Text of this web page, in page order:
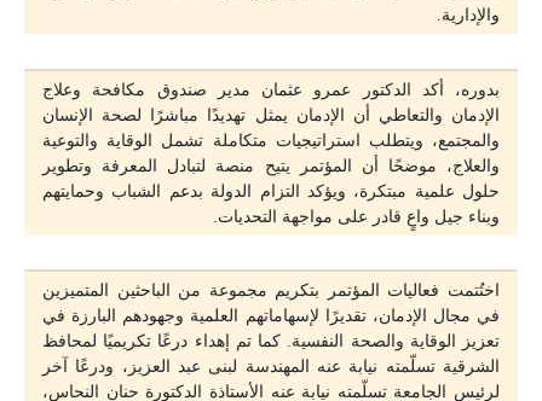
والإدارية.
بدوره، أكد الدكتور عمرو عثمان مدير صندوق مكافحة وعلاج
الإدمان والتعاطي أن الإدمان يمثل تهديدًا مباشرًا لصحة الإنسان
والمجتمع، ويتطلب استراتيجيات متكاملة تشمل الوقاية والتوعية
والعلاج، موضحًا أن المؤتمر يتيح منصة لتبادل المعرفة وتطوير
حلول علمية مبتكرة، ويؤكد التزام الدولة بدعم الشباب وحمايتهم
وبناء جيل واعٍ قادر على مواجهة التحديات.
اختُتمت فعاليات المؤتمر بتكريم مجموعة من الباحثين المتميزين
في مجال الإدمان، تقديرًا لإسهاماتهم العلمية وجهودهم البارزة في
تعزيز الوقاية والصحة النفسية. كما تم إهداء درعًا تكريميًا لمحافظ
الشرقية تسلّمته نيابة عنه المهندسة لبنى عبد العزيز، ودرعًا آخر
لرئيس الجامعة تسلّمته نيابة عنه الأستاذة الدكتورة حنان النحاس،